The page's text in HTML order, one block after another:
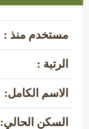
مستخدم منذ :
الرتبة :
الاسم الكامل:
السكن الحالي: